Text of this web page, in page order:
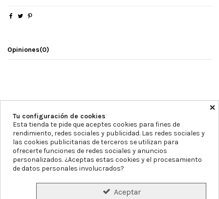
Opiniones(0)
Farmacia Blanca Llacer
Av. Montecarlo 11, 03503, Alicante
965855297
info@farmaciablancallacer.es
Aviso legal Política de Privacidad
Política de Cookies
Declaración de accesibilidad
Mapa del sitio
×
Tu configuración de cookies
Esta tienda te pide que aceptes cookies para fines de
rendimiento, redes sociales y publicidad. Las redes sociales y
las cookies publicitarias de terceros se utilizan para
ofrecerte funciones de redes sociales y anuncios
personalizados. ¿Aceptas estas cookies y el procesamiento
de datos personales involucrados?
Aceptar